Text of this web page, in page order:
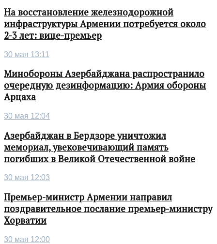
На восстановление железнодорожной
инфраструктуры Армении потребуется около
2-3 лет: вице-премьер
30 мая 13:11
Минобороны Азербайджана распространило
очередную дезинформацию: Армия обороны
Арцаха
30 мая 12:04
Азербайджан в Бердзоре уничтожил
мемориал, увековечивающий память
погибших в Великой Отечественной войне
30 мая 12:03
Премьер-министр Армении направил
поздравительное послание премьер-министру
Хорватии
30 мая 12:00